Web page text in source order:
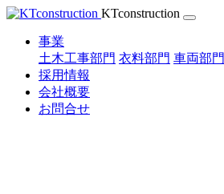
Skip
content
KTconstruction
事業
土木工事部門 衣料部門 車両部門
採用情報
会社概要
お問合せ